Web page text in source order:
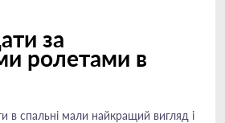
за
ролетами в
в спальні мали найкращий вигляд і